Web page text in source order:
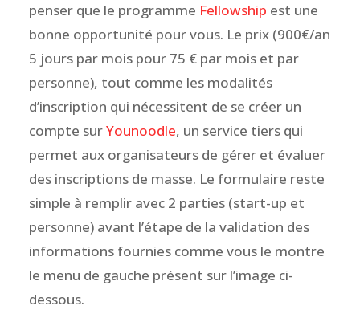
penser que le programme Fellowship est une
bonne opportunité pour vous. Le prix (900€/an
5 jours par mois pour 75 € par mois et par
personne), tout comme les modalités
d’inscription qui nécessitent de se créer un
compte surYounoodle, un service tiers qui
permet aux organisateurs de gérer et évaluer
des inscriptions de masse. Le formulaire reste
simple à remplir avec 2 parties (start-up et
personne) avant l’étape de la validation des
informations fournies comme vous le montre
le menu de gauche présent sur l’image ci-
dessous.